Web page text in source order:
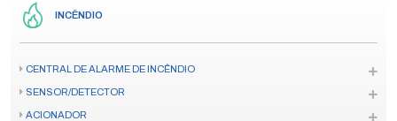
INCÊNDIO
CENTRAL DE ALARME DE INCÊNDIO
SENSOR/DETECTOR
ACIONADOR